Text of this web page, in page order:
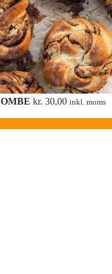
kr. 30,00 inkl. moms